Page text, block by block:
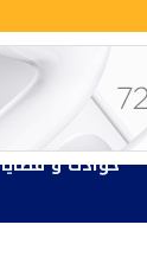
حوادث و قضايا